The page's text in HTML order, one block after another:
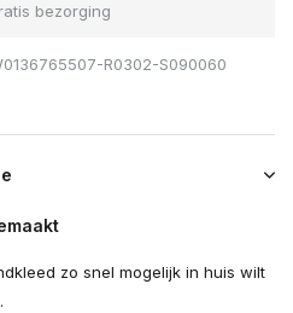
bezorging
R0302-S090060
zo snel mogelijk in huis wilt